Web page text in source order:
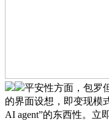
平安性方面，包罗
的界面设想，即变现模
AI agent”的东西性。立